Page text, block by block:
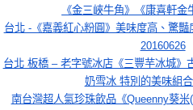
《金三峽牛角》《康喜軒金
台北 -《嘉義紅心粉圓》美味度高、驚
20160626
台北 板橋 – 老字號冰店《三豐芋冰城》
奶雪冰 特別的美味組
南台灣超人氣珍珠飲品《Queenny葵